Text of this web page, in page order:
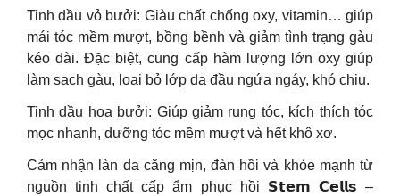
Tinh dầu vỏ bưởi: Giàu chất chống oxy, vitamin… giúp
mái tóc mềm mượt, bồng bềnh và giảm tình trạng gàu
kéo dài. Đặc biệt, cung cấp hàm lượng lớn oxy giúp
làm sạch gàu, loại bỏ lớp da đầu ngứa ngáy, khó chịu.
Tinh dầu hoa bưởi: Giúp giảm rụng tóc, kích thích tóc
mọc nhanh, dưỡng tóc mềm mượt và hết khô xơ.
Cảm nhận làn da căng mịn, đàn hồi và khỏe mạnh từ
nguồn tinh chất cấp ẩm phục hồi 𝗦𝘁𝗲𝗺 𝗖𝗲𝗹𝗹𝘀 –